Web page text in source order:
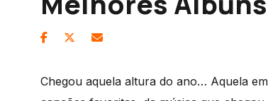
Chegou aquela altura do ano… Aquela